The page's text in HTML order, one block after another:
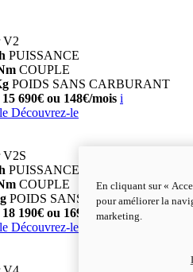
V2
PUISSANCE
COUPLE
POIDS SANS CARBURANT
690€ ou 148€/mois i
Découvrez-le
V2S
PUISSANCE
COUPLE
POIDS SANS CARBURANT
190€ ou 169€/mois i
Découvrez-le
En cliquant sur «
pour améliorer la
marketing.